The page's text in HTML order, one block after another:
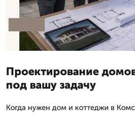
Проектирование
под вашу задачу
Когда нужен дом и коттеджи в